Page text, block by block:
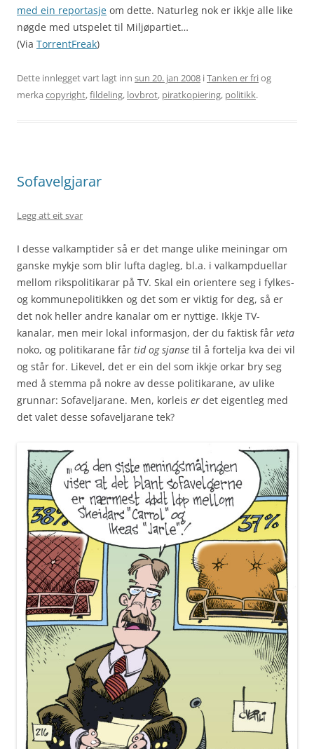
med ein reportasje om dette. Naturleg nok er ikkje alle like
nøgde med utspelet til Miljøpartiet…
(Via TorrentFreak)
Dette innlegget vart lagt inn sun 20. jan 2008 iTanken er friog
merka copyright,fildeling, lovbrot, piratkopiering, politikk.
Sofavelgjarar
Legg att eit svar
I desse valkamptider så er det mange ulike meiningar om
ganske mykje som blir lufta dagleg, bl.a. i valkampduellar
mellom rikspolitikarar på TV. Skal ein orientere seg i fylkes-
og kommunepolitikken og det som er viktig for deg, så er
det nok heller andre kanalar om er nyttige. Ikkje TV-
kanalar, men meir lokal informasjon, der du faktisk får veta
noko, og politikarane får tid og sjanse til å fortelja kva dei vil
og står for. Likevel, det er ein del som ikkje orkar bry seg
med å stemma på nokre av desse politikarane, av ulike
grunnar: Sofaveljarane. Men, korleis er det eigentleg med
det valet desse sofaveljarane tek?